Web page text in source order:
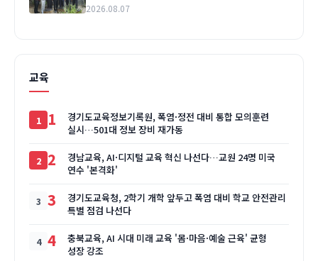
2026.08.07
교육
1
경기도교육정보기록원, 폭염·정전 대비 통합 모의훈련
실시…501대 정보 장비 재가동
2
경남교육, AI·디지털 교육 혁신 나선다…교원 24명 미국
연수 '본격화'
3
경기도교육청, 2학기 개학 앞두고 폭염 대비 학교 안전관리
특별 점검 나선다
4
충북교육, AI 시대 미래 교육 '몸·마음·예술 근육' 균형
성장 강조